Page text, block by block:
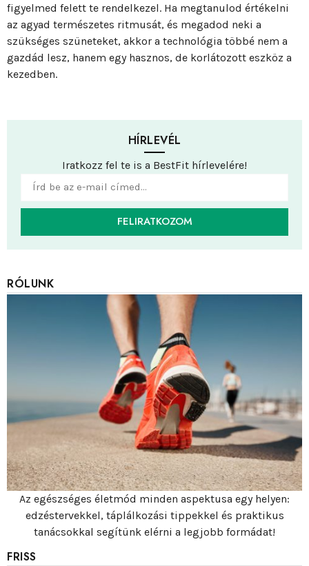
HÍRLEVÉL
Iratkozz fel te is a BestFit hírlevelére!
FELIRATKOZOM
figyelmed felett te rendelkezel. Ha megtanulod értékelni
az agyad természetes ritmusát, és megadod neki a
szükséges szüneteket, akkor a technológia többé nem a
gazdád lesz, hanem egy hasznos, de korlátozott eszköz a
kezedben.
RÓLUNK
Az egészséges életmód minden aspektusa egy helyen:
edzéstervekkel, táplálkozási tippekkel és praktikus
tanácsokkal segítünk elérni a legjobb formádat!
FRISS